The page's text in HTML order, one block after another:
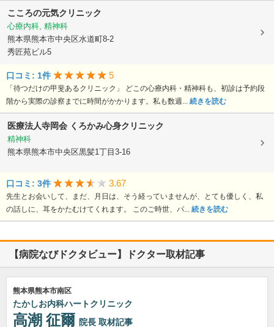
こころの元気クリニック
心療内科, 精神科
熊本県熊本市中央区水道町8-2
秀匠苑ビル5
口コミ: 1件 5
「待つだけの甲斐あるクリニック」 どこの心療内科・精神科も、初診は予約段
階から実際の診察までに時間がかかります。私も数週... 続きを読む
医療法人寺岡会 くろかみ心身クリニック
精神科
熊本県熊本市中央区黒髪1丁目3-16
口コミ: 3件 3.67
先生とお会いして、まだ、月日は、そう経っていませんが、とても優しく、私
の話しに、耳をかたむけてくれます。 このご時世、パ... 続きを読む
【病院なびドクタビュー】ドクター取材記事
熊本県熊本市南区
たかしお内科ハートクリニック
高潮 征爾 院長 取材記事